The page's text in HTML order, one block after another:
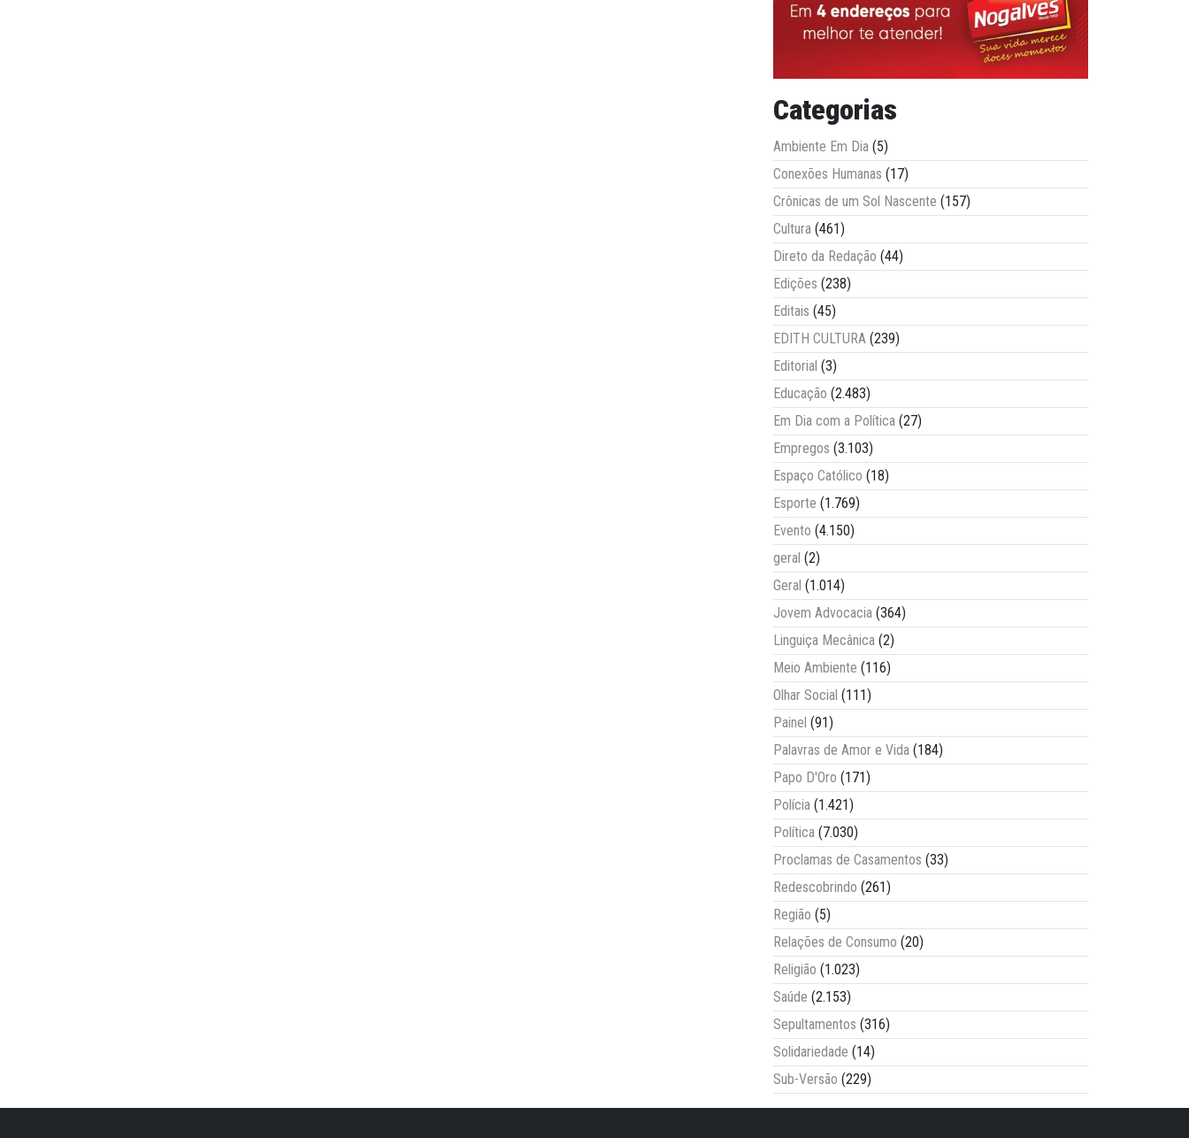
Categorias
Ambiente Em Dia (5)
Conexões Humanas (17)
Crônicas de um Sol Nascente (157)
Cultura (461)
Direto da Redação (44)
Edições (238)
Editais (45)
EDITH CULTURA (239)
Editorial (3)
Educação (2.483)
Em Dia com a Política (27)
Empregos (3.103)
Espaço Católico (18)
Esporte (1.769)
Evento (4.150)
geral (2)
Geral (1.014)
Jovem Advocacia (364)
Linguiça Mecânica (2)
Meio Ambiente (116)
Olhar Social (111)
Painel (91)
Palavras de Amor e Vida (184)
Papo D'Oro (171)
Polícia (1.421)
Política (7.030)
Proclamas de Casamentos (33)
Redescobrindo (261)
Região (5)
Relações de Consumo (20)
Religião (1.023)
Saúde (2.153)
Sepultamentos (316)
Solidariedade (14)
Sub-Versão (229)